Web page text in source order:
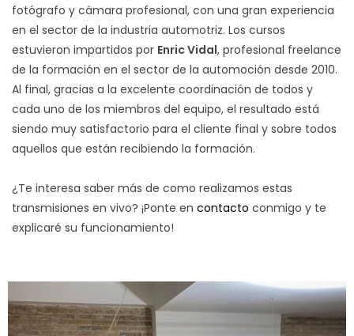
fotógrafo y cámara profesional, con una gran experiencia
en el sector de la industria automotriz. Los cursos
estuvieron impartidos por Enric Vidal, profesional freelance
de la formación en el sector de la automoción desde 2010.
Al final, gracias a la excelente coordinación de todos y
cada uno de los miembros del equipo, el resultado está
siendo muy satisfactorio para el cliente final y sobre todos
aquellos que están recibiendo la formación.
¿Te interesa saber más de como realizamos estas
transmisiones en vivo? ¡Ponte en contacto conmigo y te
explicaré su funcionamiento!